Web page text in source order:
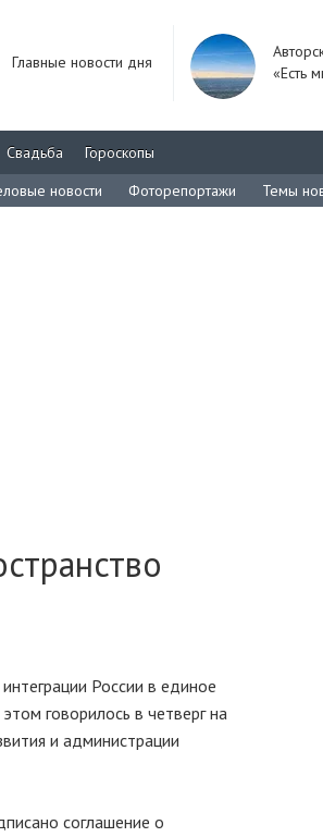
Главные новости дня
«Есть
Свадьба
Гороскопы
новости Фоторепортажи Темы
России в единое
говорилось в четверг на
и администрации
соглашение о